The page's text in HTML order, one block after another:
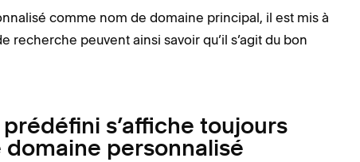
comme nom de domaine principal, il est mis à
recherche peuvent ainsi savoir qu’il s’agit du bon
s’affiche toujours
domaine personnalisé